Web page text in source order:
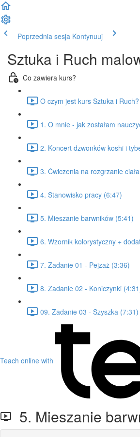
Poprzednia sesja Kontynuuj
Sztuka i Ruch
Co zawiera kurs?
O czym jest kurs Sztuka i
1. O mnie - jak zostałam
2. Koncert dzwonków koshi i
3. Ćwiczenia na rozgrzanie
4. Stanowisko pracy (6:47)
5. Mieszanie barwników (5:41)
6. Wzornik kolorystyczny +
7. Zadanie 01 - Pejzaż (3:36)
8. Zadanie 02 - Koniczynki
09. Zadanie 03 - Szyszka (7:31)
Teach online with
5. Mieszanie